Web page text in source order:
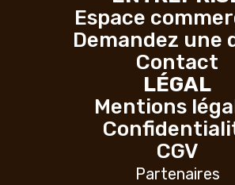
Espace
Demandez une
Contact
LÉGAL
Mentions
CGV
Partenaires